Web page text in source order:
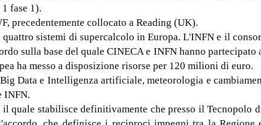
fase 1).
precedentemente collocato a Reading (UK).
sistemi di supercalcolo in Europa. L'INFN e il
sulla base del quale CINECA e INFN hanno
ha messo a disposizione risorse per 120 milioni di euro.
Data e Intelligenza artificiale, meteorologia e
INFN.
quale stabilisce definitivamente che presso il Tecnopolo